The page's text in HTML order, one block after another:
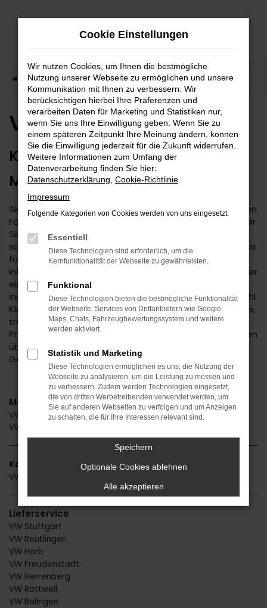
Zum
Startseite VW Auto kaufen
VW Auto kaufen
KAUFEN SIE IHREN VW DIREKT IM
MEHRMARKEN-CENTER
Sie suchen nach einem VW? Damit treffen Sie auf jeden
Fall eine gute Wahl. Als Mehrmarken-Center beraten wir
Sie seit 1974 kompetent und decken den kompletten
süddeutschen Raum ab. Das Autohaus Daub ist Experte
für VW und legt größten Wert auf eine faire und
informative Beratung. Wir kennen genau die Vorteile der
einzelnen VW Modelle und sorgen dafür, dass Sie Ihr
individuelles Traumfahrzeug erhalten. VW bietet sowohl
Kleinwagen als auch Kompaktfahrzeuge und attraktive,
trendige SUV. Des Weiteren decken wir mit unserer
Produktpalette das gesamte Spektrum vom Neuwagen
über EU-Fahrzeuge bis hin zu Jahreswagen und
Gebrauchtfahrzeugen ab.
Modelle
VW Passat
VW T-Roc
Kategorie
VW Gebrauchtwagen
Lieferservice
VW Stuttgart
VW Reutlingen
VW Horb
VW Freudenstadt
VW Herrenberg
VW Rottweil
VW Balingen
Cookie Einstellungen
Wir nutzen Cookies, um Ihnen die bestmögliche
Nutzung unserer Webseite zu ermöglichen und unsere
Kommunikation mit Ihnen zu verbessern. Wir
berücksichtigen hierbei Ihre Präferenzen und
verarbeiten Daten für Marketing und Statistiken nur,
wenn Sie uns Ihre Einwilligung geben. Wenn Sie zu
einem späteren Zeitpunkt Ihre Meinung ändern, können
Sie die Einwilligung jederzeit für die Zukunft widerrufen.
Weitere Informationen zum Umfang der
Datenverarbeitung finden Sie hier:
Datenschutzerklärung Cookie-Richtlinie
Impressum
Folgende Kategorien von Cookies werden von uns eingesetzt:
Essentiell
Diese Technologien sind erforderlich, um die
Kernfunktionalität der Webseite zu gewährleisten.
Funktional
Diese Technologien bieten die bestmögliche Funktionalität
der Webseite. Services von Drittanbietern wie Google
Maps, Chats, Fahrzeugbewertungssystem und weitere
werden aktiviert.
Statistik und Marketing
Diese Technologien ermöglichen es uns, die Nutzung der
Webseite zu analysieren, um die Leistung zu messen und
zu verbessern. Zudem werden Technologien eingesetzt,
die von dritten Werbetreibenden verwendet werden, um
Sie auf anderen Webseiten zu verfolgen und um Anzeigen
zu schalten, die für Ihre Interessen relevant sind.
Speichern
Optionale Cookies ablehnen
Alle akzeptieren